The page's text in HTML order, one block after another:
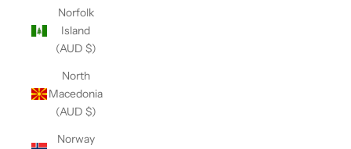
Norfolk
Island
(AUD $)
North
Macedonia
(AUD $)
Norway